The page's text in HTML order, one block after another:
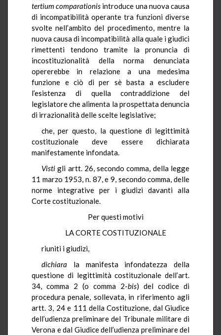
tertium comparationis introduce una nuova causa
di incompatibilità operante tra funzioni diverse
svolte nell’ambito del procedimento, mentre la
nuova causa di incompatibilità alla quale i giudici
rimettenti tendono tramite la pronuncia di
incostituzionalità della norma denunciata
opererebbe in relazione a una medesima
funzione e ciò di per sè basta a escludere
l’esistenza di quella contraddizione del
legislatore che alimenta la prospettata denuncia
di irrazionalità delle scelte legislative;
che, per questo, la questione di legittimità
costituzionale deve essere dichiarata
manifestamente infondata.
Visti gli artt. 26, secondo comma, della legge
11 marzo 1953, n. 87, e 9, secondo comma, delle
norme integrative per i giudizi davanti alla
Corte costituzionale.
Per questi motivi
LA CORTE COSTITUZIONALE
riuniti i giudizi,
dichiara la manifesta infondatezza della
questione di legittimità costituzionale dell’art.
34, comma 2 (o comma 2-bis) del codice di
procedura penale, sollevata, in riferimento agli
artt. 3, 24 e 111 della Costituzione, dal Giudice
dell’udienza preliminare del Tribunale militare di
Verona e dal Giudice dell’udienza preliminare del